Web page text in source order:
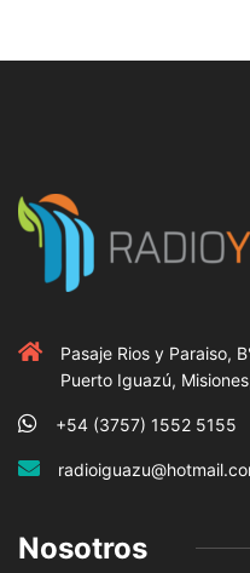
Pasaje Rios y Paraiso,
Puerto Iguazú,
+54 (3757) 1552 5155
Nosotros